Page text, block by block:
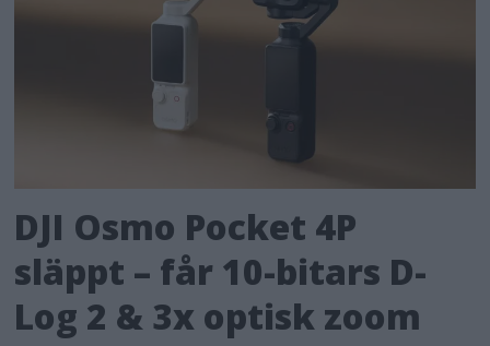
DJI Osmo Pocket 4P
släppt – får 10-bitars D-
Log 2 & 3x optisk zoom